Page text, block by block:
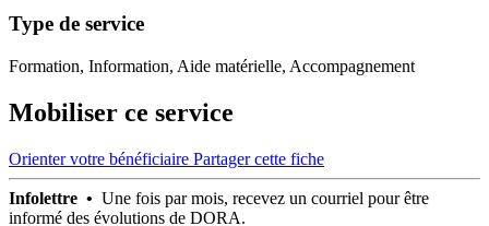
Type de service
Formation, Information, Aide matérielle, Accompagnement
Mobiliser ce service
Orienter votre bénéficiaire Partager cette fiche
Infolettre • Une fois par mois, recevez un courriel pour être
informé des évolutions de DORA.